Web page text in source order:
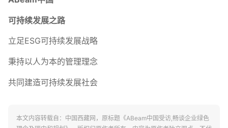
可持续发展之路
立足ESG可持续发展战略
秉持以人为本的管理理念
共同建造可持续发展社会
本文内容转载自：中国西藏网，原标题《ABeam中国受访,畅谈企业绿色